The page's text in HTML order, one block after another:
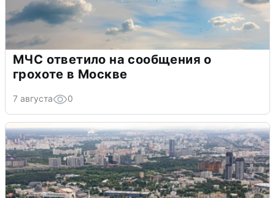
МЧС ответило на сообщения о
грохоте в Москве
7 августа 0